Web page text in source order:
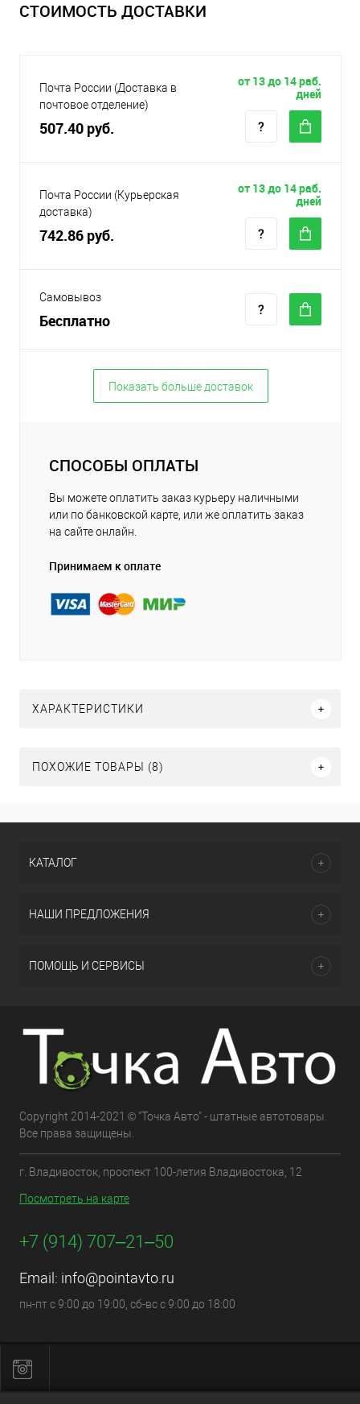
СТОИМОСТЬ ДОСТАВКИ
Почта России (Доставка в
почтовое отделение)
507.40 руб.
от 13 до 14 раб.
дней
Почта России (Курьерская
доставка)
742.86 руб.
от 13 до 14 раб.
дней
Самовывоз
Бесплатно
Показать больше доставок
СПОСОБЫ ОПЛАТЫ
Вы можете оплатить заказ курьеру наличными
или по банковской карте, или же оплатить заказ
на сайте онлайн.
Принимаем к оплате
ХАРАКТЕРИСТИКИ
ПОХОЖИЕ ТОВАРЫ (8)
КАТАЛОГ
НАШИ ПРЕДЛОЖЕНИЯ
ПОМОЩЬ И СЕРВИСЫ
Copyright 2014-2021 © "Точка Авто" - штатные автотовары.
Все права защищены.
г. Владивосток, проспект 100-летия Владивостока, 12
Посмотреть на карте
+7 (914) 707‒21‒50
Email: info@pointavto.ru
пн-пт с 9:00 до 19:00, сб-вс с 9:00 до 18:00